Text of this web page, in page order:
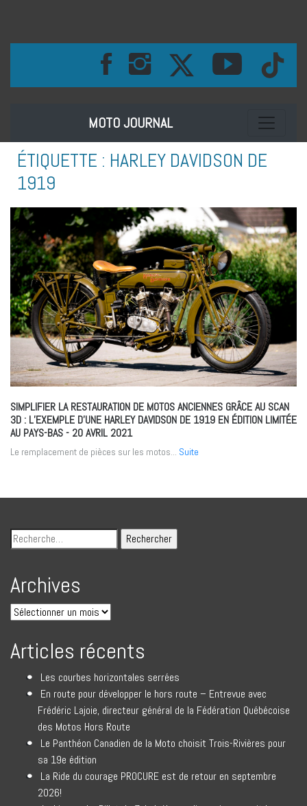
MOTO JOURNAL Toggle
ÉTIQUETTE : HARLEY DAVIDSON DE
1919
SIMPLIFIER LA RESTAURATION DE MOTOS ANCIENNES GRÂCE AU SCAN
3D : L’EXEMPLE D’UNE HARLEY DAVIDSON DE 1919 EN ÉDITION LIMITÉE
AU PAYS-BAS- 20 AVRIL 2021
Le remplacement de pièces sur les motos... Suite
Archives
Articles récents
Les courbes horizontales serrées
En route pour développer le hors route – Entrevue avec
Frédéric Lajoie, directeur général de la Fédération Québécoise
des Motos Hors Route
Le Panthéon Canadien de la Moto choisit Trois-Rivières pour
sa 19e édition
La Ride du courage PROCURE est de retour en septembre
2026!